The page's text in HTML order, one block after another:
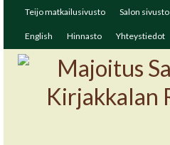
Teijo matkailusivusto Salon sivusto
English Hinnasto Yhteystiedot